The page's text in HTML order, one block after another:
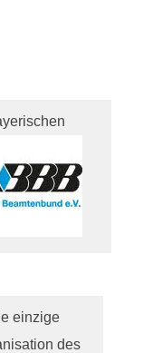
einzige
des